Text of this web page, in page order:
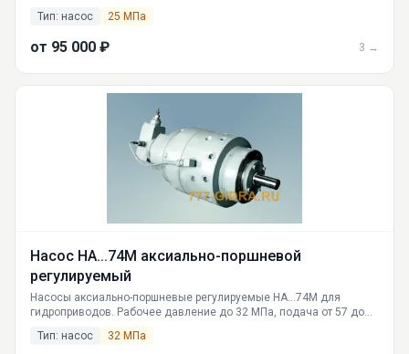
поставка по России из Екатеринбурга. Гарантия, сервис.
Тип: насос 25 МПа
от 95 000 ₽ 3 →
Насос НА...74М аксиально-поршневой
регулируемый
Насосы аксиально-поршневые регулируемые НА...74М для
гидроприводов. Рабочее давление до 32 МПа, подача от 57 до
Поставка от ГИДРАВЛИКА из Екатеринбурга, доставка по всей
Тип: насос 32 МПа